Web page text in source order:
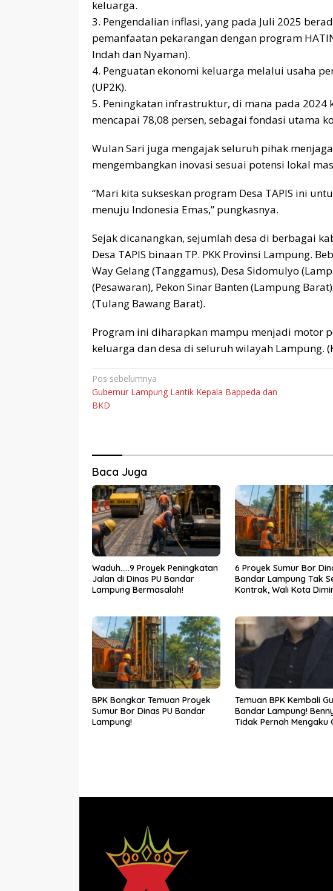
keluarga.
3. Pengendalian inflasi, yang pada Juli 2025
pemanfaatan pekarangan dengan program
Indah dan Nyaman).
4. Penguatan ekonomi keluarga melalui usaha
(UP2K).
5. Peningkatan infrastruktur, di mana pada 2024
mencapai 78,08 persen, sebagai fondasi utama
Wulan Sari juga mengajak seluruh pihak
mengembangkan inovasi sesuai potensi lokal
“Mari kita sukseskan program Desa TAPIS ini
menuju Indonesia Emas,” pungkasnya.
Sejak dicanangkan, sejumlah desa di berbagai
Desa TAPIS binaan TP. PKK Provinsi Lampung.
Way Gelang (Tanggamus), Desa Sidomulyo
(Pesawaran), Pekon Sinar Banten (Lampung
(Tulang Bawang Barat).
Program ini diharapkan mampu menjadi motor
keluarga dan desa di seluruh wilayah Lampung.
Navigasi
pos
Pos sebelumnya
Gubernur Lampung Lantik Kepala Bappeda dan
BKD
Baca Juga
Waduh…..9 Proyek Peningkatan
Jalan di Dinas PU Bandar
Lampung Bermasalah!
6 Proyek Sumur Bor
Bandar Lampung Tak
Kontrak, Wali Kota
BPK Bongkar Temuan Proyek
Sumur Bor Dinas PU Bandar
Lampung!
Temuan BPK Kembali
Bandar Lampung!
Tidak Pernah Mengaku